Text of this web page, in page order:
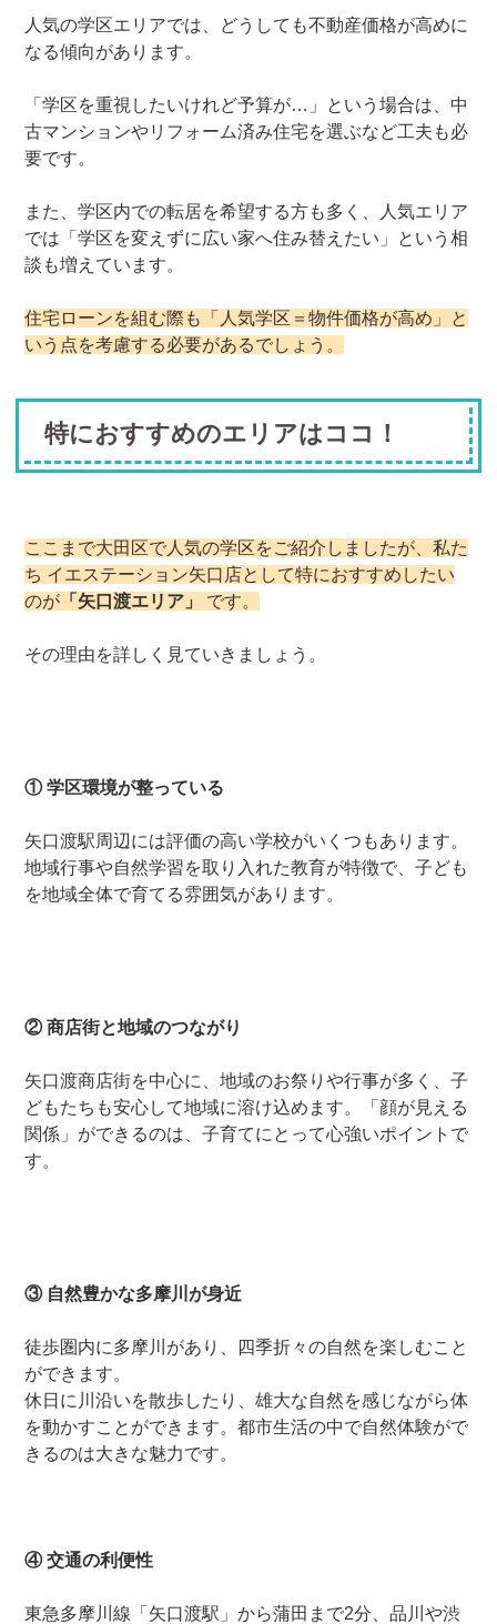
人気の学区エリアでは、どうしても不動産価格が高めに
なる傾向があります。
「学区を重視したいけれど予算が…」という場合は、中
古マンションやリフォーム済み住宅を選ぶなど工夫も必
要です。
また、学区内での転居を希望する方も多く、人気エリア
では「学区を変えずに広い家へ住み替えたい」という相
談も増えています。
住宅ローンを組む際も「人気学区＝物件価格が高め」と
いう点を考慮する必要があるでしょう。
特におすすめのエリアはココ！
ここまで大田区で人気の学区をご紹介しましたが、私た
ち イエステーション矢口店として特におすすめしたい
のが 「矢口渡エリア」 です。
その理由を詳しく見ていきましょう。
① 学区環境が整っている
矢口渡駅周辺には評価の高い学校がいくつもあります。
地域行事や自然学習を取り入れた教育が特徴で、子ども
を地域全体で育てる雰囲気があります。
② 商店街と地域のつながり
矢口渡商店街を中心に、地域のお祭りや行事が多く、子
どもたちも安心して地域に溶け込めます。「顔が見える
関係」ができるのは、子育てにとって心強いポイントで
す。
③ 自然豊かな多摩川が身近
徒歩圏内に多摩川があり、四季折々の自然を楽しむこと
ができます。
休日に川沿いを散歩したり、雄大な自然を感じながら体
を動かすことができます。都市生活の中で自然体験がで
きるのは大きな魅力です。
④ 交通の利便性
東急多摩川線「矢口渡駅」から蒲田まで2分、品川や渋